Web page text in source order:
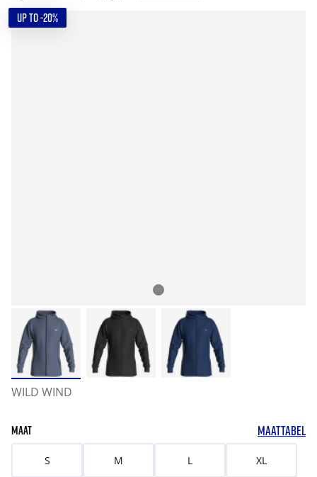
UP TO -20%
WILD WIND
MAAT MAATTABEL
S M L XL